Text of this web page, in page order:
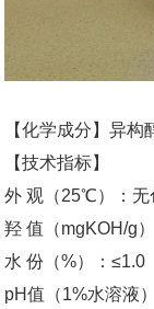
【化学成分】异
【技术指标】
外 观（25℃）：无
羟 值（mgKOH/g
水 份（%）：≤1.0
pH值（1%水溶液